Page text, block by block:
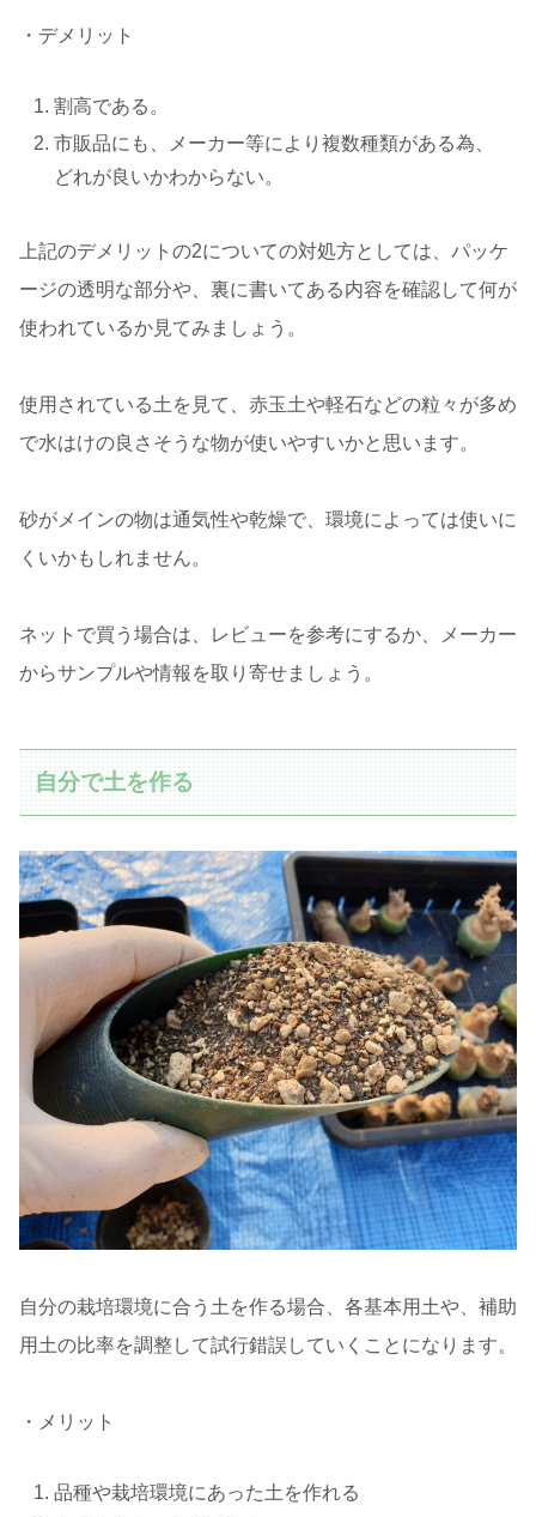
・デメリット
割高である。
市販品にも、メーカー等により複数種類がある為、
どれが良いかわからない。
上記のデメリットの2についての対処方としては、パッケ
ージの透明な部分や、裏に書いてある内容を確認して何が
使われているか見てみましょう。
使用されている土を見て、赤玉土や軽石などの粒々が多め
で水はけの良さそうな物が使いやすいかと思います。
砂がメインの物は通気性や乾燥で、環境によっては使いに
くいかもしれません。
ネットで買う場合は、レビューを参考にするか、メーカー
からサンプルや情報を取り寄せましょう。
自分で土を作る
自分の栽培環境に合う土を作る場合、各基本用土や、補助
用土の比率を調整して試行錯誤していくことになります。
・メリット
品種や栽培環境にあった土を作れる